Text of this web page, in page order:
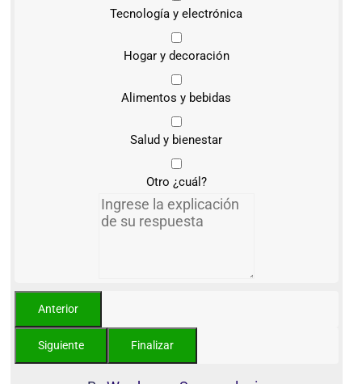
Tecnología y electrónica
Hogar y decoración
Alimentos y bebidas
Salud y bienestar
Otro ¿cuál?